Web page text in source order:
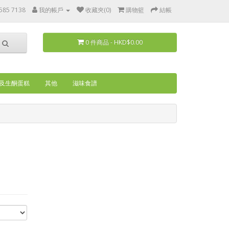
7138 我的帳戶 收藏夾(0) 購物籃 結帳
0 件商品 - HKD$0.00
生酮蛋糕 其他 滋味食譜